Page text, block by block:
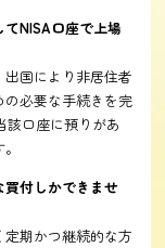
NISA口座で上場
国により非居住者
の必要な手続きを完
該口座に預りがあ
付しかできませ
期かつ継続的な方